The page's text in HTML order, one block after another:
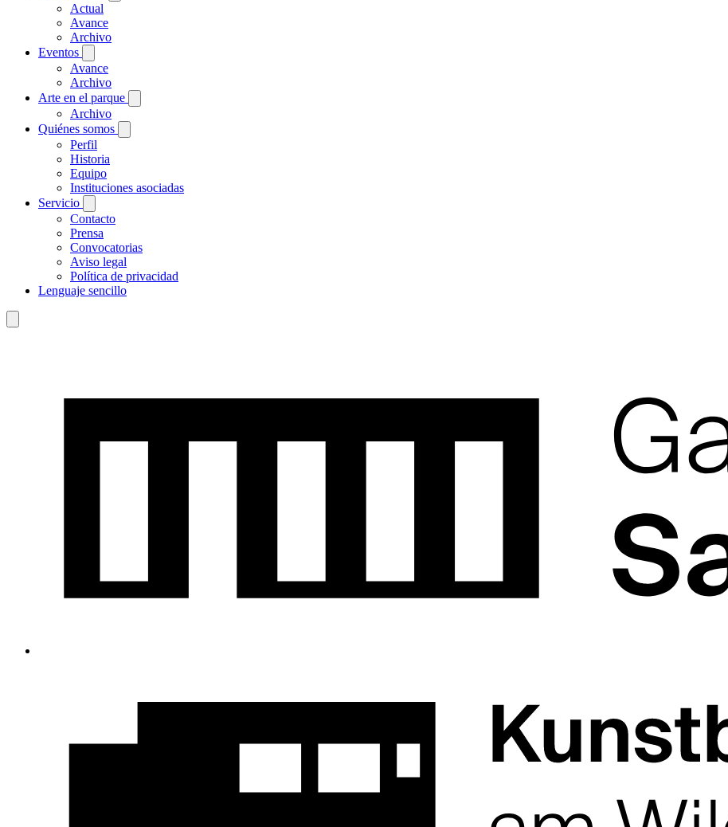
Actual
Avance
Archivo
Eventos
Avance
Archivo
Arte en el parque
Archivo
Quiénes somos
Perfil
Historia
Equipo
Instituciones asociadas
Servicio
Contacto
Prensa
Convocatorias
Aviso legal
Política de privacidad
Lenguaje sencillo